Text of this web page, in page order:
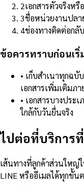
2เอกสารตัวจริงห
3ชื่อหน่วยงานปล
4ช่องทางติดต่อกลั
ข้อควรทราบก่อนเริ่
• เก็บสำเนาทุกฉบั
เอกสารเพิ่มเติมภา
• เอกสารบางประ
ใกล้กับวันยื่นจริง
ไปต่อที่บริการ
เส้นทางที่ลูกค้าส่วนใหญ่
LINE หรืออีเมลได้ทุกขั้น